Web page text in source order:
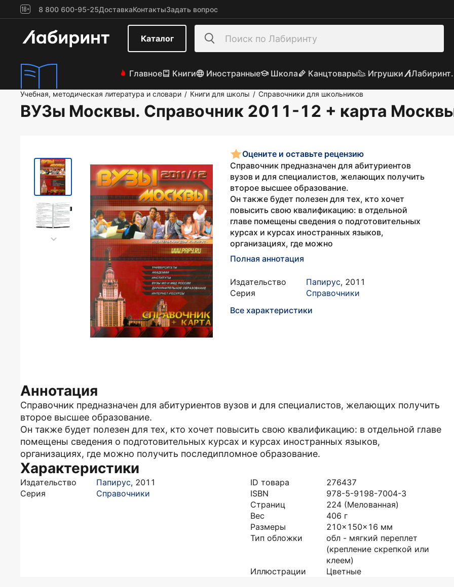
8 800 600-95-25ДоставкаКонтактыЗадать вопрос
Каталог
Главное Книги Иностранные Школа Канцтовары Игрушки
Учебная, методическая литература и словари / Книги для школы / Справочники для школьников
ВУЗы Москвы. Справочник 2011-12 + карта
Оцените и оставьте рецензию
Справочник предназначен для абитуриентов
вузов и для специалистов, желающих получить
второе высшее образование.
Он также будет полезен для тех, кто хочет
повысить свою квалификацию: в отдельной
главе помещены сведения о подготовительных
курсах и курсах иностранных языков,
организациях, где можно
Полная аннотация
Издательство Папирус, 2011
Серия
Справочники
Все характеристики
Аннотация
Справочник предназначен для абитуриентов вузов и для специалистов, желающих получить
второе высшее образование.
Он также будет полезен для тех, кто хочет повысить свою квалификацию: в отдельной главе
помещены сведения о подготовительных курсах и курсах иностранных языков,
организациях, где можно получить последипломное образование.
Характеристики
Издательство Папирус, 2011
Серия
Справочники
ID товара
276437
ISBN
978-5-9198-7004-3
Страниц
224 (Мелованная)
Вес
406 г
Размеры
210x150x16 мм
Тип обложки
обл - мягкий переплет
(крепление скрепкой или
клеем)
Иллюстрации
Цветные